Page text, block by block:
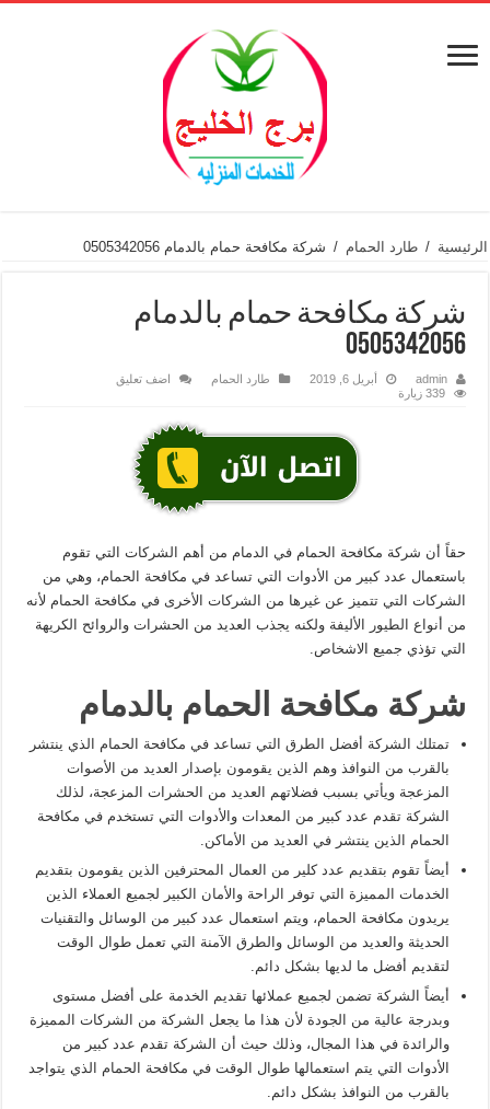
الرئيسية / طارد الحمام / شركة مكافحة حمام بالدمام 0505342056
شركة مكافحة حمام بالدمام
0505342056
admin أبريل 6, 2019 طارد الحمام
اضف تعليق
339 زيارة
حقاً أن شركة مكافحة الحمام في الدمام من أهم الشركات التي تقوم
باستعمال عدد كبير من الأدوات التي تساعد في مكافحة الحمام، وهي من
الشركات التي تتميز عن غيرها من الشركات الأخرى في مكافحة الحمام لأنه
من أنواع الطيور الأليفة ولكنه يجذب العديد من الحشرات والروائح الكريهة
التي تؤذي جميع الاشخاص.
شركة مكافحة الحمام بالدمام
تمتلك الشركة أفضل الطرق التي تساعد في مكافحة الحمام الذي ينتشر
بالقرب من النوافذ وهم الذين يقومون بإصدار العديد من الأصوات
المزعجة ويأتي بسبب فضلاتهم العديد من الحشرات المزعجة، لذلك
الشركة تقدم عدد كبير من المعدات والأدوات التي تستخدم في مكافحة
الحمام الذين ينتشر في العديد من الأماكن.
أيضاً تقوم بتقديم عدد كلير من العمال المحترفين الذين يقومون بتقديم
الخدمات المميزة التي توفر الراحة والأمان الكبير لجميع العملاء الذين
يريدون مكافحة الحمام، ويتم استعمال عدد كبير من الوسائل والتقنيات
الحديثة والعديد من الوسائل والطرق الآمنة التي تعمل طوال الوقت
لتقديم أفضل ما لديها بشكل دائم.
أيضاً الشركة تضمن لجميع عملائها تقديم الخدمة على أفضل مستوى
وبدرجة عالية من الجودة لأن هذا ما يجعل الشركة من الشركات المميزة
والرائدة في هذا المجال، وذلك حيث أن الشركة تقدم عدد كبير من
الأدوات التي يتم استعمالها طوال الوقت في مكافحة الحمام الذي يتواجد
بالقرب من النوافذ بشكل دائم.